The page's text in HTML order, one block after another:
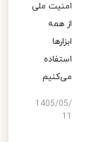
امنیت ملی
از همه
ابزارها
استفاده
می‌کنیم
1405/05/